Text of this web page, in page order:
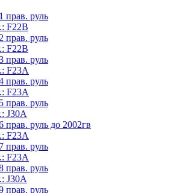
прав. руль
F22B
прав. руль
F22B
прав. руль
F23A
прав. руль
F23A
прав. руль
J30A
прав. руль до 2002гв
F23A
прав. руль
F23A
прав. руль
J30A
прав. руль